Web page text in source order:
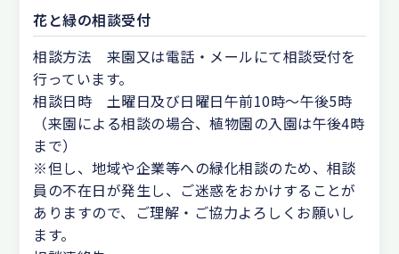
花と緑の相談受付
相談方法 来園又は電話・メールにて相談受付を
行っています。
相談日時 土曜日及び日曜日午前10時～午後5時
（来園による相談の場合、植物園の入園は午後4時
まで）
※但し、地域や企業等への緑化相談のため、相談
員の不在日が発生し、ご迷惑をおかけすることが
ありますので、ご理解・ご協力よろしくお願いし
ます。